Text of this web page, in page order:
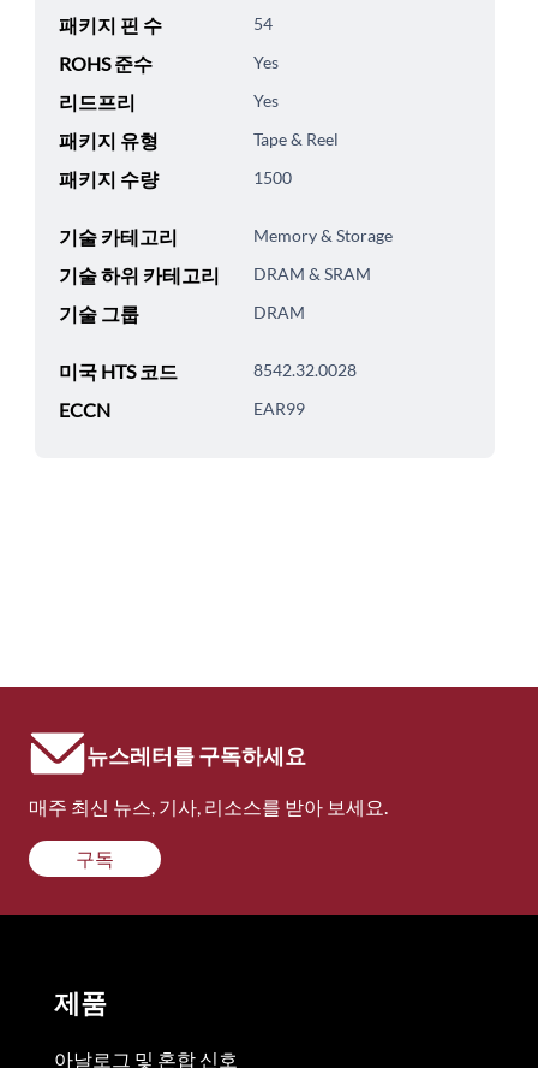
패키지 핀 수 54
ROHS 준수 Yes
리드프리 Yes
패키지 유형 Tape & Reel
패키지 수량 1500
기술 카테고리 Memory & Storage
기술 하위 카테고리 DRAM & SRAM
기술 그룹 DRAM
미국 HTS 코드 8542.32.0028
ECCN EAR99
뉴스레터를 구독하세요
매주 최신 뉴스, 기사, 리소스를 받아 보세요.
구독
제품
아날로그 및 혼합 신호